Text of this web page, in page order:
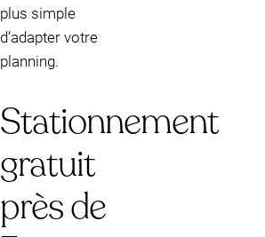
plus simple
d’adapter votre
planning.
Stationnement
gratuit
près de